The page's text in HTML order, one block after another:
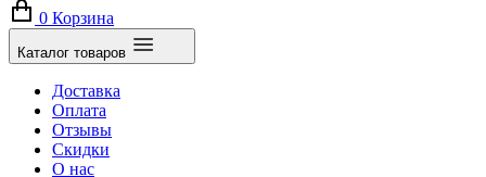
0 Корзина
Каталог товаров
Доставка
Оплата
Отзывы
Скидки
О нас